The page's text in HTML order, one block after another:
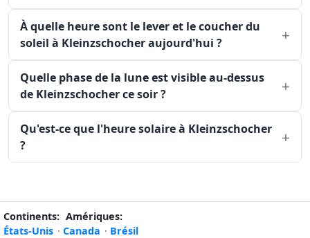
À quelle heure sont le lever et le coucher du
soleil à Kleinzschocher aujourd'hui ?
Quelle phase de la lune est visible au-dessus
de Kleinzschocher ce soir ?
Qu'est-ce que l'heure solaire à Kleinzschocher
?
Continents: Amériques:
États-Unis · Canada · Brésil